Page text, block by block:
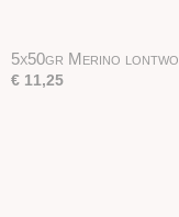
5x50gr Merino
€ 11,25